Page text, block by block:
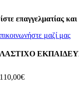
επαγγελματίας
μαζί μας
ΛΑΣΤΙΧΟ
110,00€